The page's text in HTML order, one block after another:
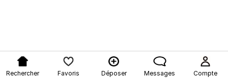
Rechercher Favoris Déposer Messages Compte